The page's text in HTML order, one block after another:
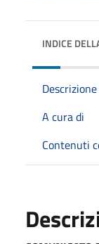
INDICE
Descrizione
A cura di
Contenuti